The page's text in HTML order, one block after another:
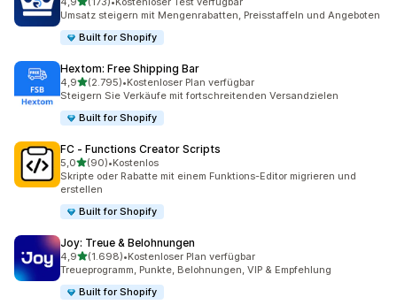
173 Rezensionen insgesamt
Umsatz steigern mit Mengenrabatten, Preisstaffeln und Angeboten
Built for Shopify
Hextom: Free Shipping Bar
4,9von 5 Sternen
(2.795)
2795 Rezensionen insgesamt
•Kostenloser Plan verfügbar
Steigern Sie Verkäufe mit fortschreitenden Versandzielen
Built for Shopify
FC ‑ Functions Creator Scripts
5,0von 5 Sternen
(90)
90 Rezensionen insgesamt
•Kostenlos
Skripte oder Rabatte mit einem Funktions-Editor migrieren und
erstellen
Built for Shopify
Joy: Treue & Belohnungen
4,9von 5 Sternen
(1.698)
1698 Rezensionen insgesamt
•Kostenloser Plan verfügbar
Treueprogramm, Punkte, Belohnungen, VIP & Empfehlung
Built for Shopify